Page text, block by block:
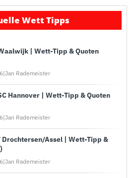
Wett Tipps
| Wett-Tipp & Quoten
|Jan Rademeister
Hannover | Wett-Tipp & Quoten
|Jan Rademeister
Drochtersen/Assel | Wett-Tipp &
|Jan Rademeister